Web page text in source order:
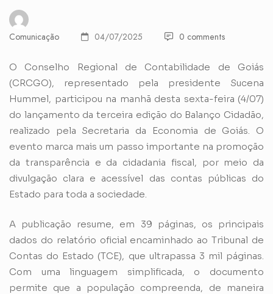
Comunicação 04/07/2025 0 comments
O Conselho Regional de Contabilidade de Goiás
(CRCGO), representado pela presidente Sucena
Hummel, participou na manhã desta sexta-feira (4/07)
do lançamento da terceira edição do Balanço Cidadão,
realizado pela Secretaria da Economia de Goiás. O
evento marca mais um passo importante na promoção
da transparência e da cidadania fiscal, por meio da
divulgação clara e acessível das contas públicas do
Estado para toda a sociedade.
A publicação resume, em 39 páginas, os principais
dados do relatório oficial encaminhado ao Tribunal de
Contas do Estado (TCE), que ultrapassa 3 mil páginas.
Com uma linguagem simplificada, o documento
permite que a população compreenda, de maneira